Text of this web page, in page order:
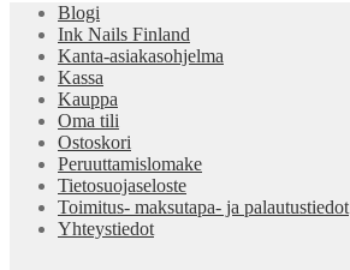
Blogi
Ink Nails Finland
Kanta-asiakasohjelma
Kassa
Kauppa
Oma tili
Ostoskori
Peruuttamislomake
Tietosuojaseloste
Toimitus- maksutapa- ja palautustiedot
Yhteystiedot